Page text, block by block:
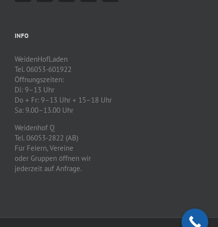
INFO
WeidenHofLaden
Tel. 06053-601922
Öffnungszeiten:
Di: 9–13 Uhr
Do + Fr: 9–13 Uhr + 15–18 Uhr
Sa: 9.00–13.00 Uhr
Weidenhof Q
Tel. 06053-2822 (AB)
Für Feiern, Vereine
oder Gruppen öffnen wir
jederzeit auf Anfrage.